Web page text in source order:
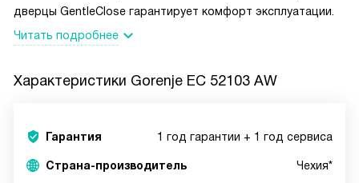
дверцы GentleClose гарантирует комфорт эксплуатации.
Читать подробнее
Характеристики Gorenje EC 52103 AW
Гарантия 1 год гарантии + 1 год сервиса
Страна-производитель Чехия*